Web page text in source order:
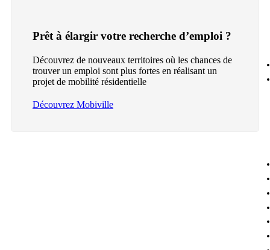
Prêt à élargir votre recherche d’emploi ?
Découvrez de nouveaux territoires où les chances de
trouver un emploi sont plus fortes en réalisant un
projet de mobilité résidentielle
Découvrez Mobiville